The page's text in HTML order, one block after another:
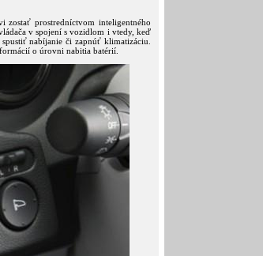
zostať prostredníctvom inteligentného
v spojení s vozidlom i vtedy, keď
nabíjanie či zapnúť klimatizáciu.
o úrovni nabitia batérií.